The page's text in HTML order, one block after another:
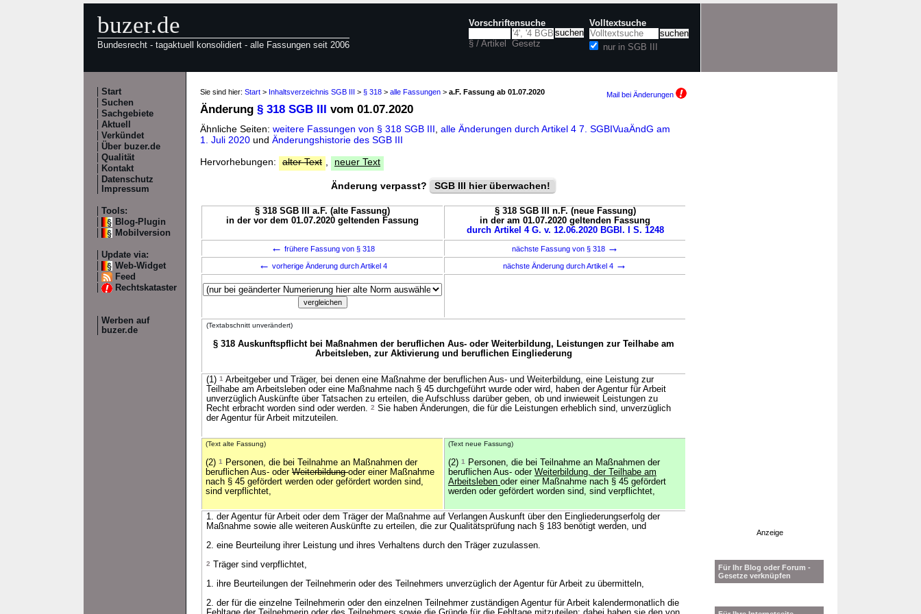
buzer.de
Bundesrecht - tagaktuell konsolidiert - alle Fassungen seit 2006
Vorschriftensuche
§ / Artikel Gesetz
Volltextsuche
nur in SGB III
Start
Suchen
Sachgebiete
Aktuell
Verkündet
Über buzer.de
Qualität
Kontakt
Datenschutz
Impressum
Tools:
Blog-Plugin
Mobilversion
Update via:
Web-Widget
Feed
Rechtskataster
Werben auf
buzer.de
Sie sind hier: Start > Inhaltsverzeichnis SGB III > § 318 > alle Fassungen > a.F. Fassung ab 01.07.2020 Mail bei Änderungen
Änderung § 318 SGB III vom 01.07.2020
Ähnliche Seiten: weitere Fassungen von § 318 SGB III alle Änderungen durch Artikel 4 7. SGBIVuaÄndG am
1. Juli 2020 und Änderungshistorie des SGB III
Hervorhebungen:
alter Text neuer Text
Änderung verpasst? SGB III hier überwachen!
§ 318 SGB III a.F. (alte Fassung)
in der vor dem 01.07.2020 geltenden Fassung
§ 318 SGB III n.F. (neue Fassung)
in der am 01.07.2020 geltenden Fassung
durch Artikel 4 G. v. 12.06.2020 BGBl. I S. 1248
← frühere Fassung von § 318 nächste Fassung von § 318 →
← vorherige Änderung durch Artikel 4 nächste Änderung durch Artikel 4 →
(Textabschnitt unverändert)
§ 318 Auskunftspflicht bei Maßnahmen der beruflichen Aus- oder Weiterbildung, Leistungen zur Teilhabe am
Arbeitsleben, zur Aktivierung und beruflichen Eingliederung
(1) 1 Arbeitgeber und Träger, bei denen eine Maßnahme der beruflichen Aus- und Weiterbildung, eine Leistung zur
Teilhabe am Arbeitsleben oder eine Maßnahme nach § 45 durchgeführt wurde oder wird, haben der Agentur für Arbeit
unverzüglich Auskünfte über Tatsachen zu erteilen, die Aufschluss darüber geben, ob und inwieweit Leistungen zu
Recht erbracht worden sind oder werden. 2 Sie haben Änderungen, die für die Leistungen erheblich sind, unverzüglich
der Agentur für Arbeit mitzuteilen.
(Text alte Fassung)
(2) 1
Personen, die bei Teilnahme an Maßnahmen der
beruflichen Aus- oder Weiterbildungoder einer Maßnahme
nach § 45 gefördert werden oder gefördert worden sind,
sind verpflichtet,
(Text neue Fassung)
(2) 1
Personen, die bei Teilnahme an Maßnahmen der
beruflichen Aus- oder Weiterbildung, der Teilhabe am
Arbeitsleben oder einer Maßnahme nach § 45 gefördert
werden oder gefördert worden sind, sind verpflichtet,
1. der Agentur für Arbeit oder dem Träger der Maßnahme auf Verlangen Auskunft über den Eingliederungserfolg der
Maßnahme sowie alle weiteren Auskünfte zu erteilen, die zur Qualitätsprüfung nach § 183 benötigt werden, und
2. eine Beurteilung ihrer Leistung und ihres Verhaltens durch den Träger zuzulassen.
2
Träger sind verpflichtet,
1. ihre Beurteilungen der Teilnehmerin oder des Teilnehmers unverzüglich der Agentur für Arbeit zu übermitteln,
2. der für die einzelne Teilnehmerin oder den einzelnen Teilnehmer zuständigen Agentur für Arbeit kalendermonatlich die
Anzeige
Für Ihr Blog oder Forum -
Gesetze verknüpfen